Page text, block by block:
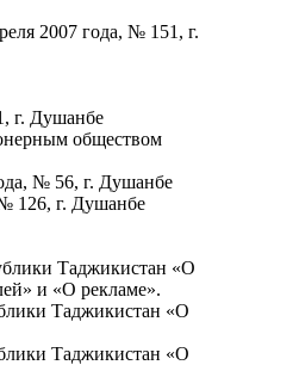
2007 года, № 151, г.
г. Душанбе
обществом
№ 56, г. Душанбе
№ 126, г. Душанбе
Таджикистан «О
и «О рекламе».
Таджикистан «О
Таджикистан «О